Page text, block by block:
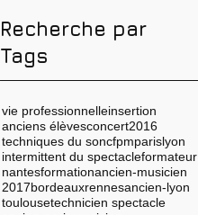
Recherche par
Tags
vie professionnelleinsertion
anciens élèvesconcert2016
techniques du soncfpmparislyon
intermittent du spectacleformateur
nantesformationancien-musicien
2017bordeauxrennesancien-lyon
toulousetechnicien spectacle